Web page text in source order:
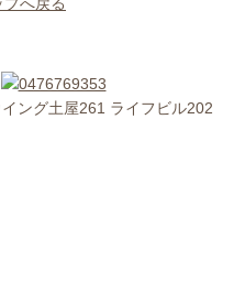
ング土屋261 ライフビル202